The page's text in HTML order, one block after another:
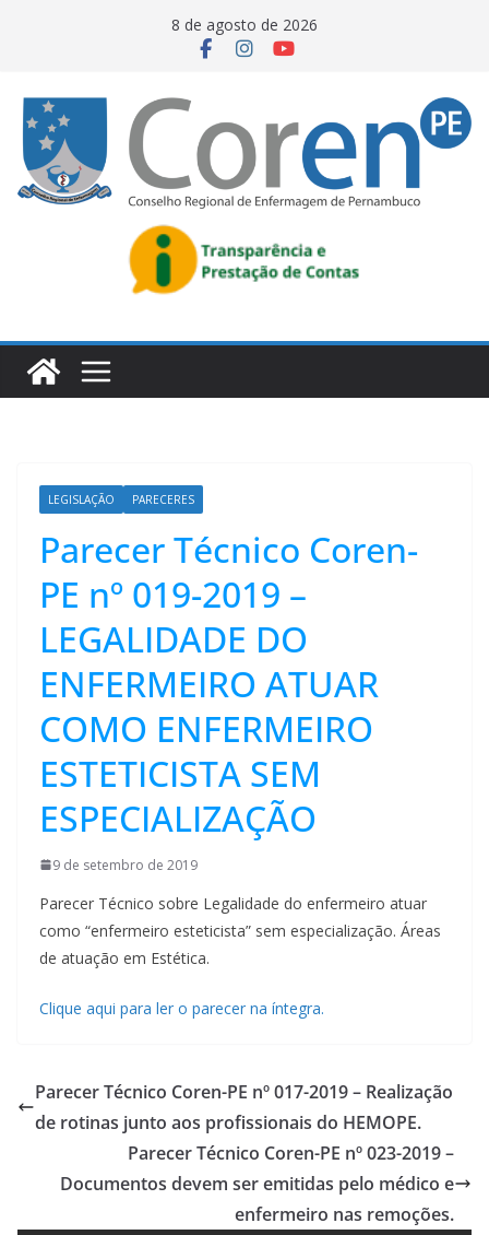
8 de agosto de 2026
LEGISLAÇÃO PARECERES
Parecer Técnico Coren-
PE nº 019-2019 –
LEGALIDADE DO
ENFERMEIRO ATUAR
COMO ENFERMEIRO
ESTETICISTA SEM
ESPECIALIZAÇÃO
9 de setembro de 2019
Parecer Técnico sobre Legalidade do enfermeiro atuar
como “enfermeiro esteticista” sem especialização. Áreas
de atuação em Estética.
Clique aqui para ler o parecer na íntegra.
Parecer Técnico Coren-PE nº 017-2019 – Realização
de rotinas junto aos profissionais do HEMOPE.
Parecer Técnico Coren-PE nº 023-2019 –
Documentos devem ser emitidas pelo médico e
enfermeiro nas remoções.